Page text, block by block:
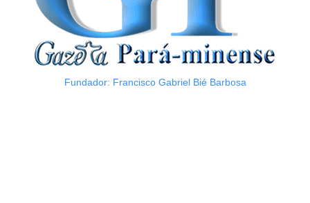
Fundador: Francisco Gabriel Bié Barbosa